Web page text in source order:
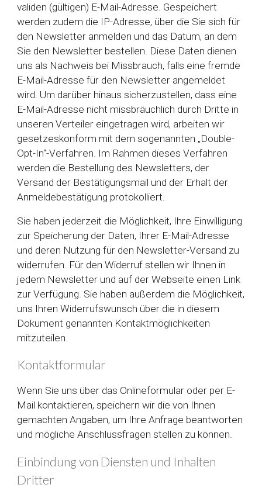
validen (gültigen) E-Mail-Adresse. Gespeichert
werden zudem die IP-Adresse, über die Sie sich für
den Newsletter anmelden und das Datum, an dem
Sie den Newsletter bestellen. Diese Daten dienen
uns als Nachweis bei Missbrauch, falls eine fremde
E-Mail-Adresse für den Newsletter angemeldet
wird. Um darüber hinaus sicherzustellen, dass eine
E-Mail-Adresse nicht missbräuchlich durch Dritte in
unseren Verteiler eingetragen wird, arbeiten wir
gesetzeskonform mit dem sogenannten „Double-
Opt-In“-Verfahren. Im Rahmen dieses Verfahren
werden die Bestellung des Newsletters, der
Versand der Bestätigungsmail und der Erhalt der
Anmeldebestätigung protokolliert.
Sie haben jederzeit die Möglichkeit, Ihre Einwilligung
zur Speicherung der Daten, Ihrer E-Mail-Adresse
und deren Nutzung für den Newsletter-Versand zu
widerrufen. Für den Widerruf stellen wir Ihnen in
jedem Newsletter und auf der Webseite einen Link
zur Verfügung. Sie haben außerdem die Möglichkeit,
uns Ihren Widerrufswunsch über die in diesem
Dokument genannten Kontaktmöglichkeiten
mitzuteilen.
Kontaktformular
Wenn Sie uns über das Onlineformular oder per E-
Mail kontaktieren, speichern wir die von Ihnen
gemachten Angaben, um Ihre Anfrage beantworten
und mögliche Anschlussfragen stellen zu können.
Einbindung von Diensten und Inhalten
Dritter